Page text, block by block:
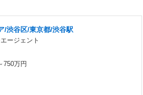
/渋谷区/東京都/渋谷駅
ージェント
750万円